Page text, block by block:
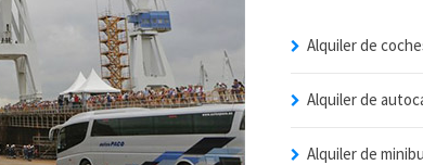
Alquiler de
Alquiler de
Alquiler de